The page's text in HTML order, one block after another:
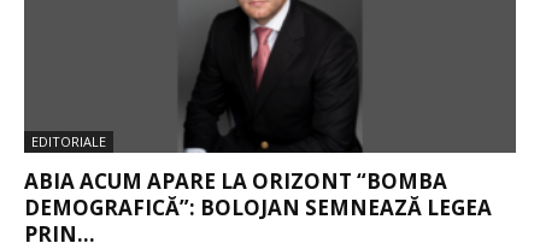
EDITORIALE
ABIA ACUM APARE LA ORIZONT “BOMBA
DEMOGRAFICĂ”: BOLOJAN SEMNEAZĂ LEGEA
PRIN...